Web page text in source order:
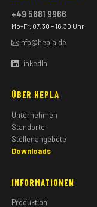
+49 5681 9966
Mo–Fr, 07:30 – 16:30 Uhr
info@hepla.de
LinkedIn
ÜBER HEPLA
Unternehmen
Standorte
Stellenangebote
Downloads
INFORMATIONEN
Produktion